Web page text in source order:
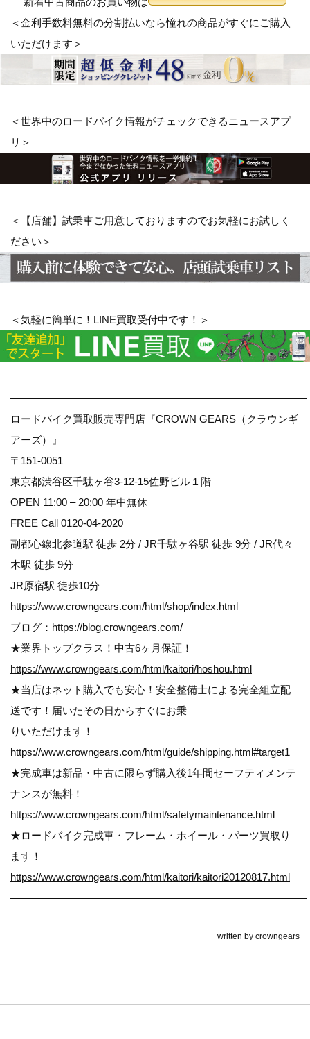
＜金利手数料無料の分割払いなら憧れの商品がすぐにご購入
いただけます＞
＜世界中のロードバイク情報がチェックできるニュースアプ
リ＞
＜【店舗】試乗車ご用意しておりますのでお気軽にお試しく
ださい＞
＜気軽に簡単に！LINE買取受付中です！＞
————————————————————————————–
ロードバイク買取販売専門店『CROWN GEARS（クラウンギ
アーズ）』
〒151-0051
東京都渋谷区千駄ヶ谷3-12-15佐野ビル１階
OPEN 11:00 – 20:00 年中無休
FREE Call 0120-04-2020
副都心線北参道駅 徒歩 2分 / JR千駄ヶ谷駅 徒歩 9分 / JR代々
木駅 徒歩 9分
JR原宿駅 徒歩10分
https://www.crowngears.com/html/shop/index.html
ブログ：https://blog.crowngears.com/
★業界トップクラス！中古6ヶ月保証！
https://www.crowngears.com/html/kaitori/hoshou.html
★当店はネット購入でも安心！安全整備士による完全組立配
送です！届いたその日からすぐにお乗
りいただけます！
https://www.crowngears.com/html/guide/shipping.html#target1
★完成車は新品・中古に限らず購入後1年間セーフティメンテ
ナンスが無料！
https://www.crowngears.com/html/safetymaintenance.html
★ロードバイク完成車・フレーム・ホイール・パーツ買取り
ます！
https://www.crowngears.com/html/kaitori/kaitori20120817.html
————————————————————————————–
written by crowngears